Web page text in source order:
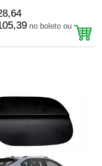
no boleto ou